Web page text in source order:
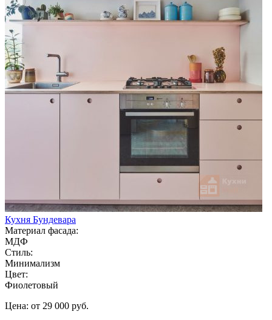
Кухня Бундевара
Материал фасада:
МДФ
Стиль:
Минимализм
Цвет:
Фиолетовый
Цена: от 29 000 руб.